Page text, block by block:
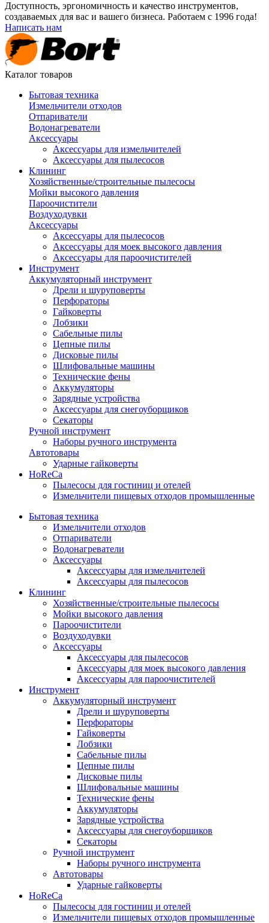
Доступность, эргономичность и качество инструментов,
создаваемых для вас и вашего бизнеса. Работаем с 1996 года!
Написать нам
Каталог товаров
Бытовая техника
Измельчители отходов
Отпариватели
Водонагреватели
Аксессуары
Аксессуары для измельчителей
Аксессуары для пылесосов
Клининг
Хозяйственные/строительные пылесосы
Мойки высокого давления
Пароочистители
Воздуходувки
Аксессуары
Аксессуары для пылесосов
Аксессуары для моек высокого давления
Аксессуары для пароочистителей
Инструмент
Аккумуляторный инструмент
Дрели и шуруповерты
Перфораторы
Гайковерты
Лобзики
Сабельные пилы
Цепные пилы
Дисковые пилы
Шлифовальные машины
Технические фены
Аккумуляторы
Зарядные устройства
Аксессуары для снегоуборщиков
Секаторы
Ручной инструмент
Наборы ручного инструмента
Автотовары
Ударные гайковерты
HoReCa
Пылесосы для гостиниц и отелей
Измельчители пищевых отходов промышленные
Бытовая техника
Измельчители отходов
Отпариватели
Водонагреватели
Аксессуары
Аксессуары для измельчителей
Аксессуары для пылесосов
Клининг
Хозяйственные/строительные пылесосы
Мойки высокого давления
Пароочистители
Воздуходувки
Аксессуары
Аксессуары для пылесосов
Аксессуары для моек высокого давления
Аксессуары для пароочистителей
Инструмент
Аккумуляторный инструмент
Дрели и шуруповерты
Перфораторы
Гайковерты
Лобзики
Сабельные пилы
Цепные пилы
Дисковые пилы
Шлифовальные машины
Технические фены
Аккумуляторы
Зарядные устройства
Аксессуары для снегоуборщиков
Секаторы
Ручной инструмент
Наборы ручного инструмента
Автотовары
Ударные гайковерты
HoReCa
Пылесосы для гостиниц и отелей
Измельчители пищевых отходов промышленные